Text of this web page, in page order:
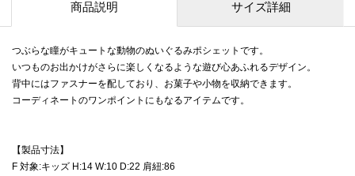
商品説明 サイズ詳細
つぶらな瞳がキュートな動物のぬいぐるみポシェットです。
いつものお出かけがさらに楽しくなるような遊び心あふれるデザイン。
背中にはファスナーを配しており、お菓子や小物を収納できます。
コーディネートのワンポイントにもなるアイテムです。
【製品寸法】
F 対象:キッズ H:14 W:10 D:22 肩紐:86